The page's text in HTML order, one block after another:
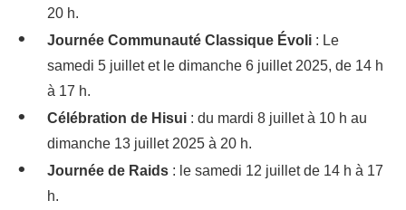
20 h.
Journée Communauté Classique Évoli : Le
samedi 5 juillet et le dimanche 6 juillet 2025, de 14 h
à 17 h.
Célébration de Hisui : du mardi 8 juillet à 10 h au
dimanche 13 juillet 2025 à 20 h.
Journée de Raids : le samedi 12 juillet de 14 h à 17
h.